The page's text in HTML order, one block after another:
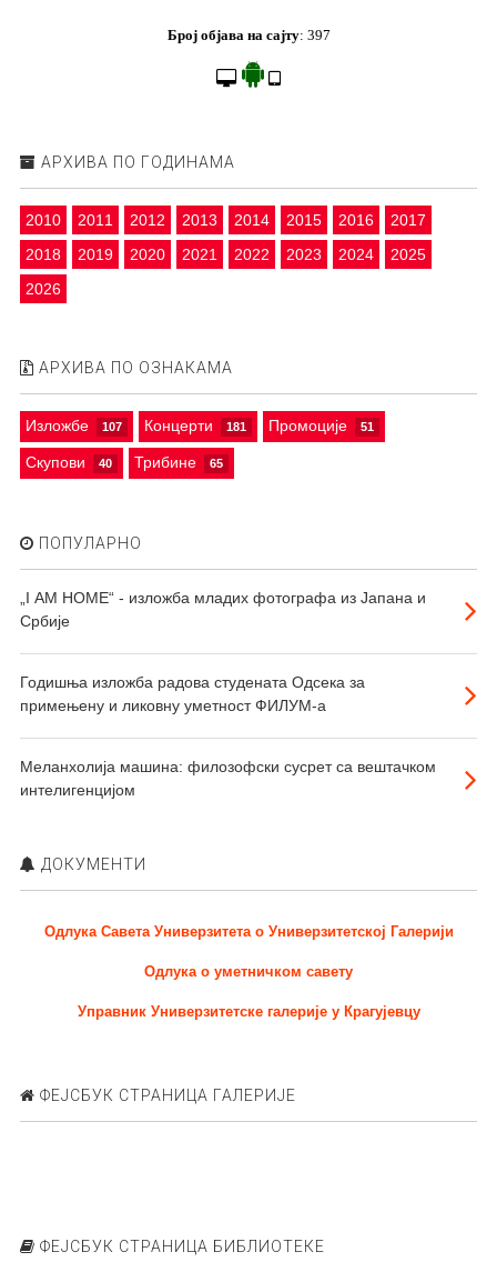
Број објава на сајту: 397
АРХИВА ПО ГОДИНАМА
2010 2011 2012 2013 2014 2015 2016
2017
2018
2019 2020 2021 2022 2023 2024
2025
2026
АРХИВА ПО ОЗНАКАМА
Изложбе 107 Концерти 181 Промоције 51
Скупови 40 Трибине 65
ПОПУЛАРНО
„I АМ HOME“ - изложба младих фотографа из Јапана и
Србије
Годишња изложба радова студената Одсека за
примењену и ликовну уметност ФИЛУМ-а
Меланхолија машина: филозофски сусрет са вештачком
интелигенцијом
ДОКУМЕНТИ
Одлука Савета Универзитета о Универзитетској Галерији
Одлука о уметничком савету
Управник Универзитетске галерије у Крагујевцу
ФЕЈСБУК СТРАНИЦА ГАЛЕРИЈЕ
ФЕЈСБУК СТРАНИЦА БИБЛИОТЕКЕ